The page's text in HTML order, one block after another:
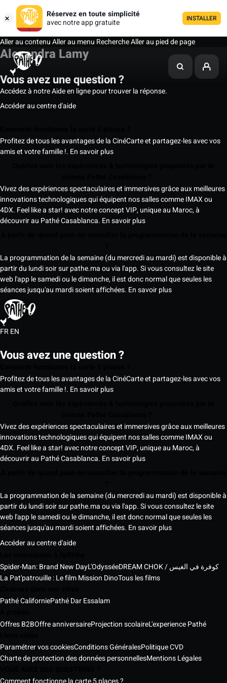
Réservez en toute simplicité
avec notre app gratuite
INSTALLER
Aller au contenuAller au menu RechercheAller au pied de page
Alexandra Lamy
Vous avez une question ?
Accédez à notre Aide en ligne pour trouver la réponse.
Accéder au centre d'aide
Profitez de tous les avantages de la CinéCarte et partagez-les avec vos
amis et votre famille !. En savoir plus
Vivez des expériences spectaculaires et immersives grâce aux meilleures
innovations technologiques qui équipent nos salles comme IMAX ou
4DX. Feel like a star! avec notre concept VIP, unique au Maroc, à
découvrir au Pathé Casablanca. En savoir plus
La programmation de la semaine (du mercredi au mardi) est disponible à
partir du lundi soir sur pathe.ma ou via l'app. Si vous consultez le site
web l'app le samedi ou le dimanche, il est donc normal que seules les
séances jusqu'au mardi soient affichées. En savoir plus
FREN
Vous avez une question ?
Profitez de tous les avantages de la CinéCarte et partagez-les avec vos
amis et votre famille !. En savoir plus
Vivez des expériences spectaculaires et immersives grâce aux meilleures
innovations technologiques qui équipent nos salles comme IMAX ou
4DX. Feel like a star! avec notre concept VIP, unique au Maroc, à
découvrir au Pathé Casablanca. En savoir plus
La programmation de la semaine (du mercredi au mardi) est disponible à
partir du lundi soir sur pathe.ma ou via l'app. Si vous consultez le site
web l'app le samedi ou le dimanche, il est donc normal que seules les
séances jusqu'au mardi soient affichées. En savoir plus
Accéder au centre d'aide
Spider-Man: Brand New DayL'Odyssée
DREAM CHOK / كوفرة في الغيس
La Pat'patrouille : Le film Mission DinoTous les films
Pathé CaliforniePathé Dar Essalam
Offres B2BOffre anniversaireProjection scolaireL'experience Pathé
Paramétrer vos cookiesConditions GénéralesPolitique CVD
Charte de protection des données personnellesMentions Légales